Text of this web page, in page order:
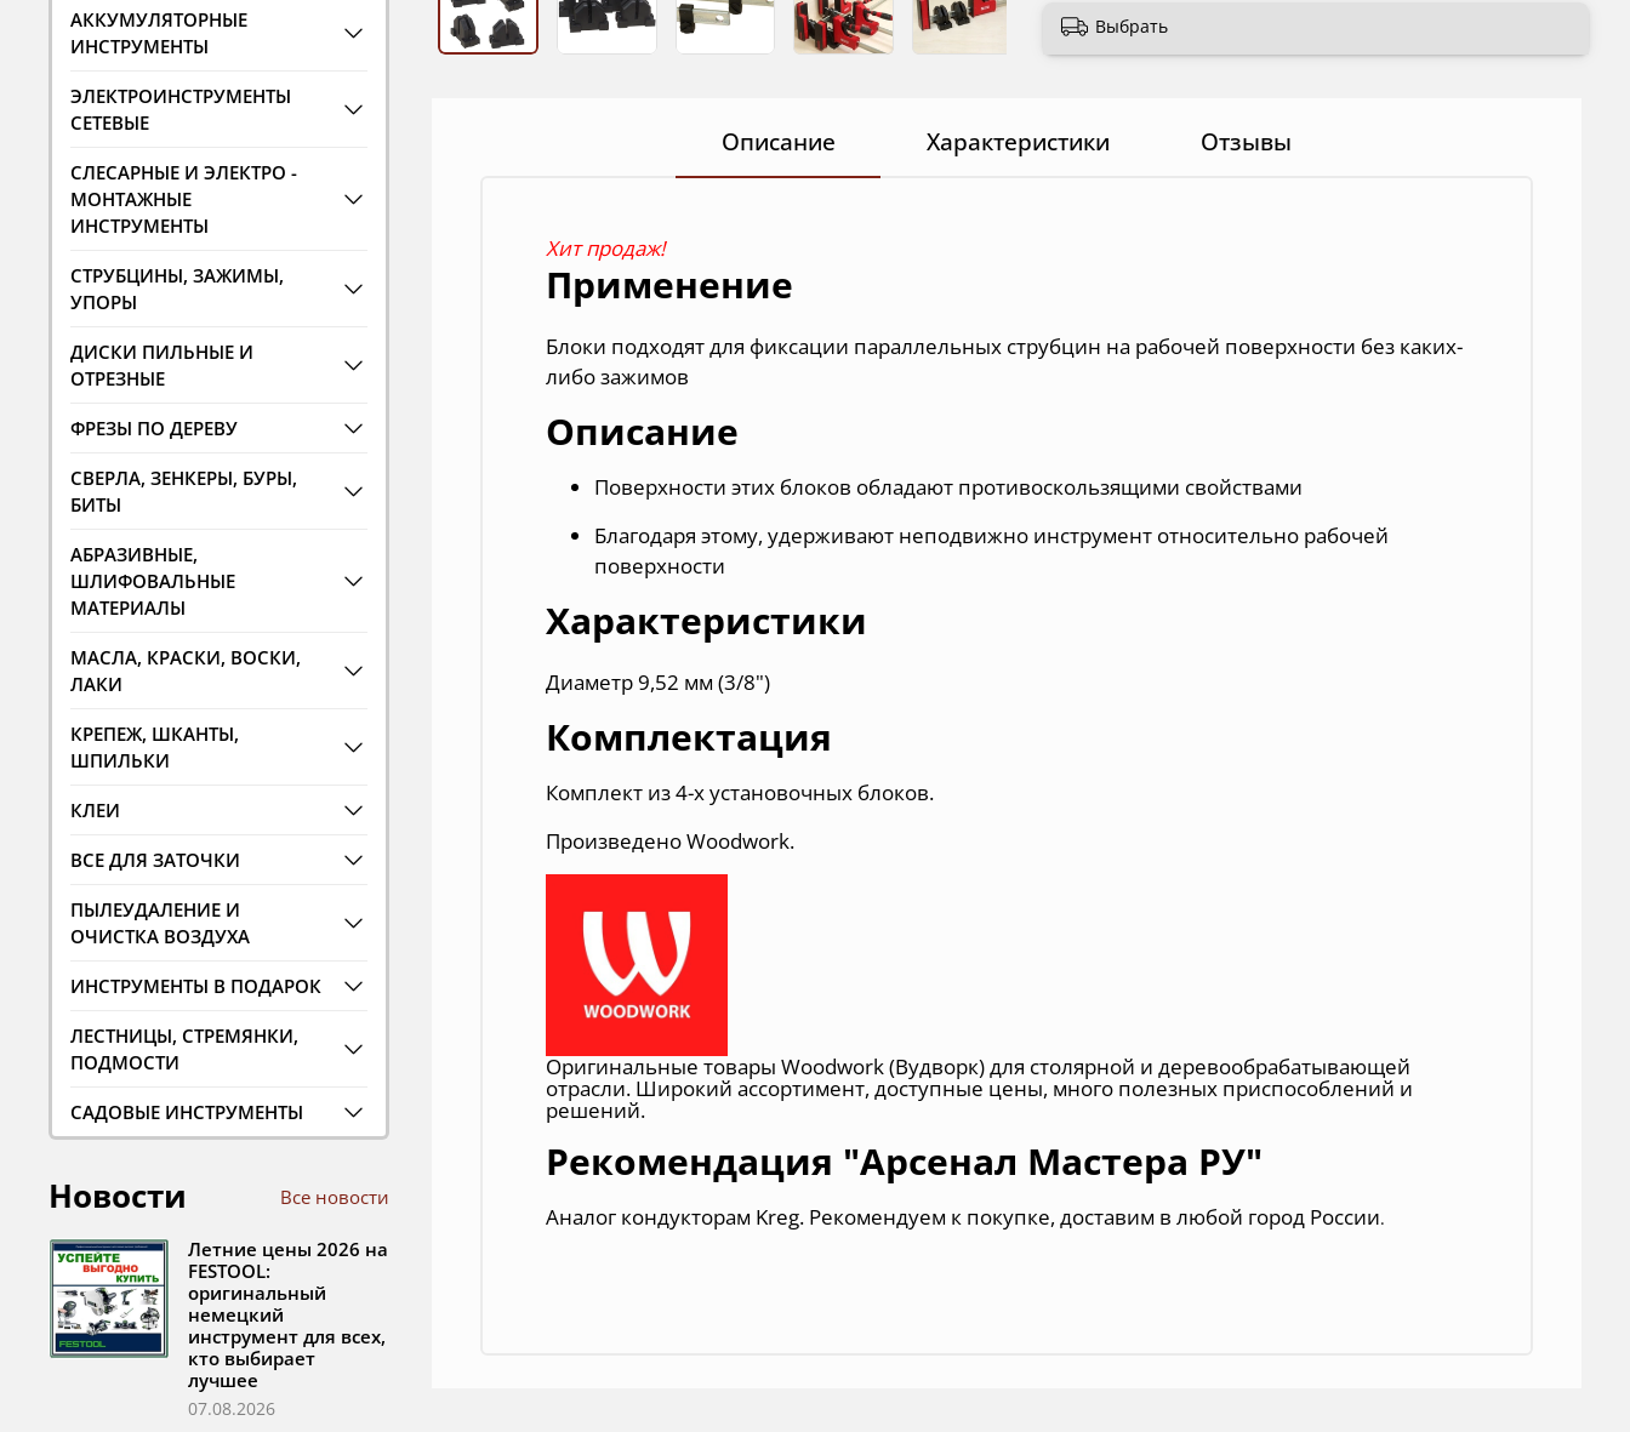
Выбрать
Описание Характеристики Отзывы
Хит продаж!
Применение
Блоки подходят для фиксации параллельных струбцин на рабочей поверхности без каких-
либо зажимов
Описание
Поверхности этих блоков обладают противоскользящими свойствами
Благодаря этому, удерживают неподвижно инструмент относительно рабочей
поверхности
Характеристики
Диаметр 9,52 мм (3/8")
Комплектация
Комплект из 4-х установочных блоков.
Произведено Woodwork.
Оригинальные товары Woodwork (Вудворк) для столярной и деревообрабатывающей
отрасли. Широкий ассортимент, доступные цены, много полезных приспособлений и
решений.
Рекомендация "Арсенал Мастера РУ"
Аналог кондукторам Kreg. Рекомендуем к покупке, доставим в любой город России.
АККУМУЛЯТОРНЫЕ
ИНСТРУМЕНТЫ
ЭЛЕКТРОИНСТРУМЕНТЫ
СЕТЕВЫЕ
СЛЕСАРНЫЕ И ЭЛЕКТРО -
МОНТАЖНЫЕ
ИНСТРУМЕНТЫ
СТРУБЦИНЫ, ЗАЖИМЫ,
УПОРЫ
ДИСКИ ПИЛЬНЫЕ И
ОТРЕЗНЫЕ
ФРЕЗЫ ПО ДЕРЕВУ
СВЕРЛА, ЗЕНКЕРЫ, БУРЫ,
БИТЫ
АБРАЗИВНЫЕ,
ШЛИФОВАЛЬНЫЕ
МАТЕРИАЛЫ
МАСЛА, КРАСКИ, ВОСКИ,
ЛАКИ
КРЕПЕЖ, ШКАНТЫ,
ШПИЛЬКИ
КЛЕИ
ВСЕ ДЛЯ ЗАТОЧКИ
ПЫЛЕУДАЛЕНИЕ И
ОЧИСТКА ВОЗДУХА
ИНСТРУМЕНТЫ В ПОДАРОК
ЛЕСТНИЦЫ, СТРЕМЯНКИ,
ПОДМОСТИ
САДОВЫЕ ИНСТРУМЕНТЫ
Новости Все новости
Летние цены 2026 на
FESTOOL:
оригинальный
немецкий
инструмент для всех,
кто выбирает
лучшее
07.08.2026